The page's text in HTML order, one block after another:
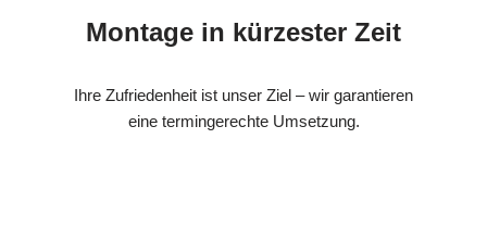
Montage in kürzester Zeit
Ihre Zufriedenheit ist unser Ziel – wir garantieren
eine termingerechte Umsetzung.